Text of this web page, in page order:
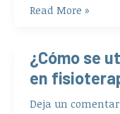
producir?
Read More »
¿Cómo se
en
Deja un
¿Cómo
se
utiliza
la